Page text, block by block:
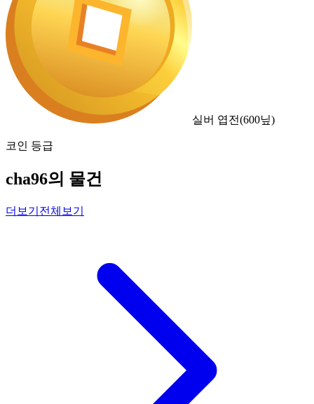
실버 엽전(600닢)
코인 등급
cha96의 물건
더보기 전체보기